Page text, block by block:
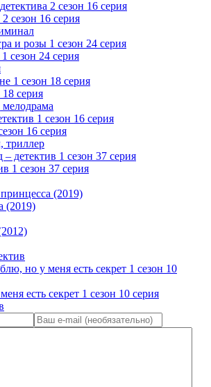
сезон 16 серия
сезон 24 серия
серия
16 серия
триллер
1 сезон 37 серия
(2019)
есть секрет 1 сезон 10 серия